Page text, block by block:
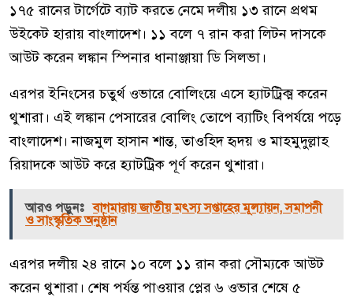
১৭৫ রানের টার্গেটে ব্যাট করতে নেমে দলীয় ১৩ রানে প্রথম
উইকেট হারায় বাংলাদেশ। ১১ বলে ৭ রান করা লিটন দাসকে
আউট করেন লঙ্কান স্পিনার ধানাঞ্জায়া ডি সিলভা।
এরপর ইনিংসের চতুর্থ ওভারে বোলিংয়ে এসে হ্যাটট্রিক্ম করেন
থুশারা। এই লঙ্কান পেসারের বোলিং তোপে ব্যাটিং বিপর্যয়ে পড়ে
বাংলাদেশ। নাজমুল হাসান শান্ত, তাওহিদ হৃদয় ও মাহমুদুল্লাহ
রিয়াদকে আউট করে হ্যাটট্রিক পূর্ণ করেন থুশারা।
আরও পড়ুনঃ বাগমারায় জাতীয় মৎস্য সপ্তাহের মূল্যায়ন, সমাপনী
ও সাংস্কৃতিক অনুষ্ঠান
এরপর দলীয় ২৪ রানে ১০ বলে ১১ রান করা সৌম্যকে আউট
করেন থুশারা। শেষ পর্যন্ত পাওয়ার প্লের ৬ ওভার শেষে ৫